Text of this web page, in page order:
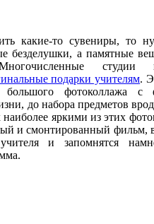
какие-то сувениры, то
безделушки, а памятные
студии
подарки учителям.
фотоколлажа с
до набора предметов
яркими из этих
и смонтированный фильм,
учителя и запомнятся